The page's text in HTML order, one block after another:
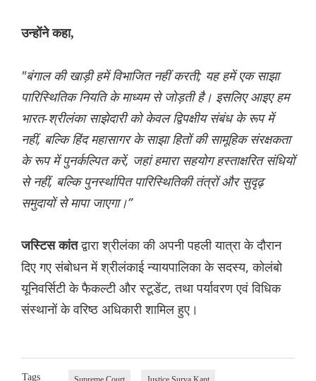
उन्होंने कहा,
"बंगाल की खाड़ी हमें विभाजित नहीं करती; यह हमें एक साझा
पारिस्थितिक नियति के माध्यम से जोड़ती है। इसलिए आइए हम
भारत-श्रीलंका साझेदारी को केवल द्विपक्षीय संबंध के रूप में
नहीं, बल्कि हिंद महासागर के साझा हितों की सामूहिक संरक्षकता
के रूप में पुनर्कल्पित करें, जहां हमारा सहयोग हस्ताक्षरित संधियों
से नहीं, बल्कि पुनर्स्थापित पारिस्थितिकी तंत्रों और सुदृढ़
समुदायों से मापा जाएगा।”
जस्टिस कांतद्वारा श्रीलंका की अपनी पहली यात्रा के दौरान
दिए गए संबोधन में श्रीलंकाई न्यायपालिका के सदस्य, कोलंबो
यूनिवर्सिटी के फैकल्टी और स्टूडेंट, तथा पर्यावरण एवं विधिक
संस्थानों के वरिष्ठ अधिकारी शामिल हुए।
Tags